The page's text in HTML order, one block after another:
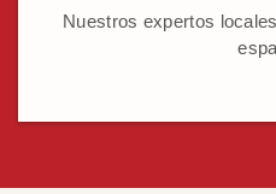
Nuestros expertos